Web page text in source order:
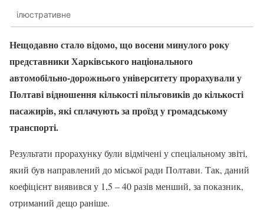
ілюстративне
Нещодавно стало відомо, що восени минулого року
представники Харківського національного
автомобільно-дорожнього університету прорахували у
Полтаві відношення кількості пільговиків до кількості
пасажирів, які сплачують за проїзд у громадському
транспорті.
Результати прорахунку були відмічені у спеціальному звіті,
який був направлений до міської ради Полтави. Так, даний
коефіцієнт виявився у 1,5 – 40 разів менший, за показник,
отриманий дещо раніше.